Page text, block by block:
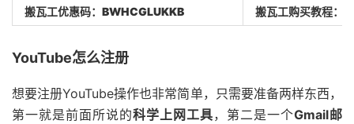
搬瓦工优惠码： BWHCGLUKKB 搬瓦工购买教程：《
YouTube怎么注册
想要注册YouTube操作也非常简单，只需要准备两样东西，
第一就是前面所说的科学上网工具，第二是一个Gmail邮